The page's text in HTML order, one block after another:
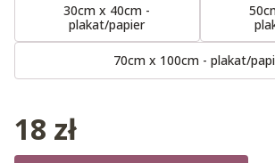
30cm x 40cm -
plakat/papier
70cm x 100cm - plakat/
18 zł